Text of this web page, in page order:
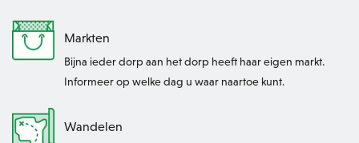
Markten
Bijna ieder dorp aan het dorp heeft haar eigen markt.
Informeer op welke dag u waar naartoe kunt.
Wandelen